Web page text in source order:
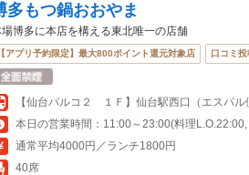
多もつ鍋おおやま
博多に本店を構える東北唯一の店舗
【アプリ予約限定】最大800ポイント還元対象店 口コミ
【仙台パルコ２ １Ｆ】仙台駅西口（エスパ
本日の営業時間：11:00～23:00(料理
通常平均4000円／ランチ1800円
40席